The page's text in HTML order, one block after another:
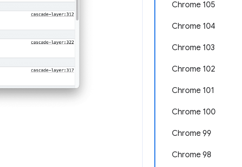
Chrome 105
Chrome 104
Chrome 103
Chrome 102
Chrome 101
Chrome 100
Chrome 99
Chrome 98